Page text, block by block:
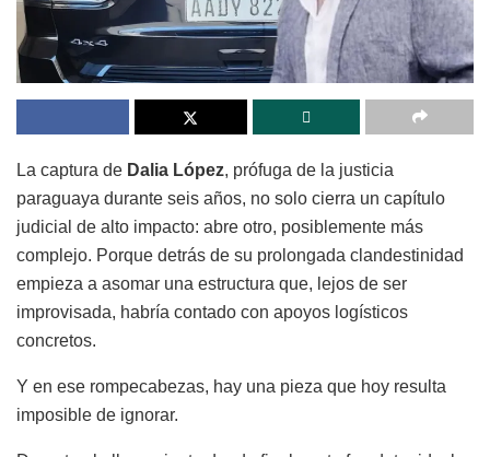
La captura de Dalia López, prófuga de la justicia
paraguaya durante seis años, no solo cierra un capítulo
judicial de alto impacto: abre otro, posiblemente más
complejo. Porque detrás de su prolongada clandestinidad
empieza a asomar una estructura que, lejos de ser
improvisada, habría contado con apoyos logísticos
concretos.
Y en ese rompecabezas, hay una pieza que hoy resulta
imposible de ignorar.